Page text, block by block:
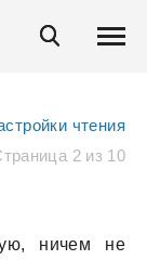
чтения
2 из 10
ничем не